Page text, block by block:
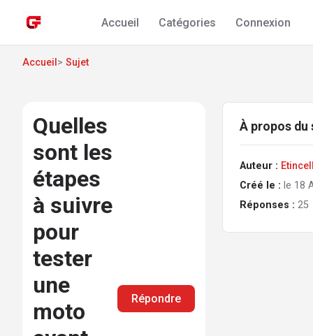
Accueil Catégories Connexion
Accueil > Sujet
Quelles
sont les
étapes
à suivre
pour
tester
une
moto
Répondre
À propos du
Auteur :
Créé le : le 18
Réponses : 25